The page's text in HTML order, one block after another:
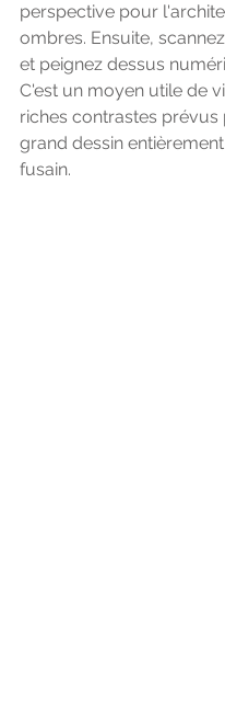
perspective pour
ombres. Ensuite,
et peignez dessus
C'est un moyen utile de
riches contrastes prévus
grand dessin
fusain.